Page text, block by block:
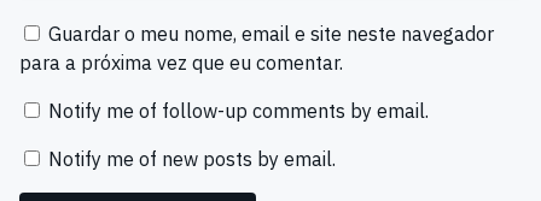
Guardar o meu nome, email e site neste navegador
para a próxima vez que eu comentar.
Notify me of follow-up comments by email.
Notify me of new posts by email.